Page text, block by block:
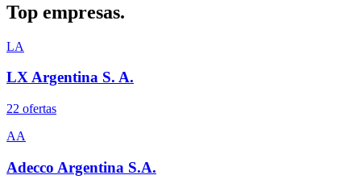
Top empresas.
LA
LX Argentina S. A.
22 ofertas
AA
Adecco Argentina S.A.